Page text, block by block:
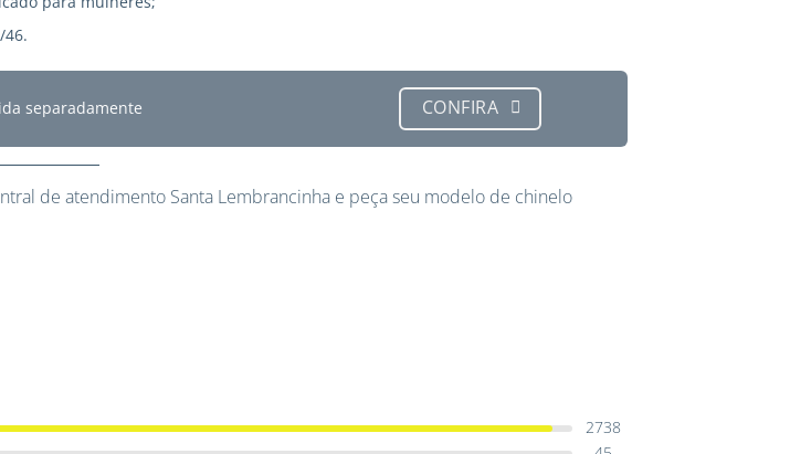
separadamente CONFIRA
de atendimento Santa Lembrancinha e peça seu modelo de chinelo
2738